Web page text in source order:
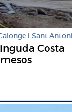
i Sant Antoni
Costa